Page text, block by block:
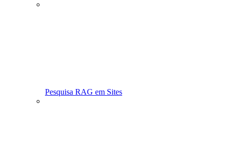
Pesquisa RAG em Sites